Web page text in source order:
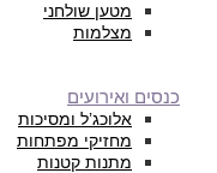
מטען שולחני
מצלמות
כנסים ואירועים
אלוכג’ל ומסיכות
מחזיקי מפתחות
מתנות קטנות